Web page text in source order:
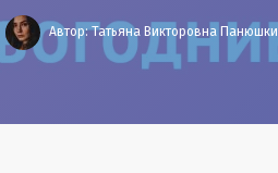
Автор:Татьяна Викторовна